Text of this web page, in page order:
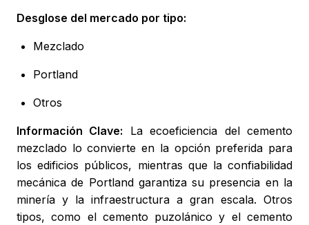
Desglose del mercado por tipo:
Mezclado
Portland
Otros
Información Clave: La ecoeficiencia del cemento
mezclado lo convierte en la opción preferida para
los edificios públicos, mientras que la confiabilidad
mecánica de Portland garantiza su presencia en la
minería y la infraestructura a gran escala. Otros
tipos, como el cemento puzolánico y el cemento